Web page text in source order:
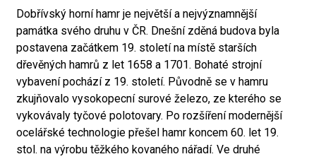
Dobřívský horní hamr je největší a nejvýznamnější
památka svého druhu v ČR. Dnešní zděná budova byla
postavena začátkem 19. století na místě starších
dřevěných hamrů z let 1658 a 1701. Bohaté strojní
vybavení pochází z 19. století. Původně se v hamru
zkujňovalo vysokopecní surové železo, ze kterého se
vykovávaly tyčové polotovary. Po rozšíření modernější
ocelářské technologie přešel hamr koncem 60. let 19.
stol. na výrobu těžkého kovaného nářadí. Ve druhé